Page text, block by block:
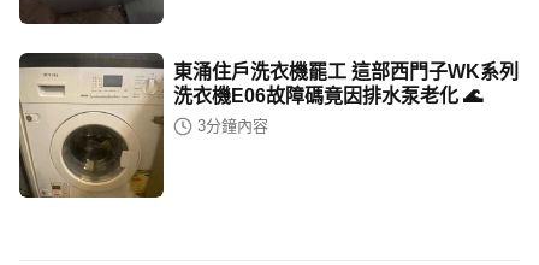
東涌住戶洗衣機罷工 這部西門子WK系列
洗衣機E06故障碼竟因排水泵老化 🌊
3分鐘內容